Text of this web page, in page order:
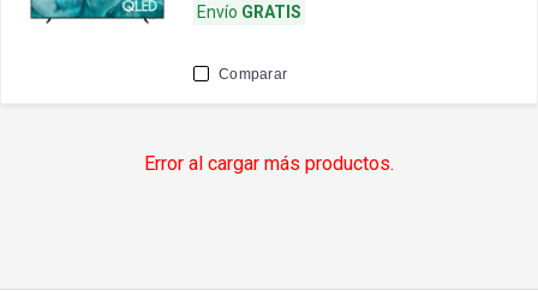
Envío GRATIS
Comparar
Error al cargar más productos.